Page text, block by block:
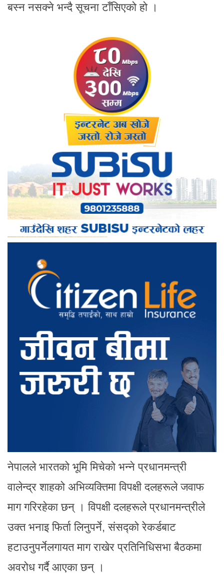
बस्न नसक्ने भन्दै सूचना टाँसिएको हो ।
नेपालले भारतको भूमि मिचेको भन्ने प्रधानमन्त्री
वालेन्द्र शाहको अभिव्यक्तिमा विपक्षी दलहरूले जवाफ
माग गरिरहेका छन् । विपक्षी दलहरूले प्रधानमन्त्रीले
उक्त भनाइ फिर्ता लिनुपर्ने, संसद्को रेकर्डबाट
हटाउनुपर्नेलगायत माग राखेर प्रतिनिधिसभा बैठकमा
अवरोध गर्दै आएका छन् ।